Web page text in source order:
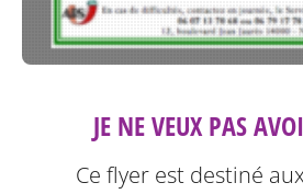
JE NE VEUX PAS
Ce flyer est destiné